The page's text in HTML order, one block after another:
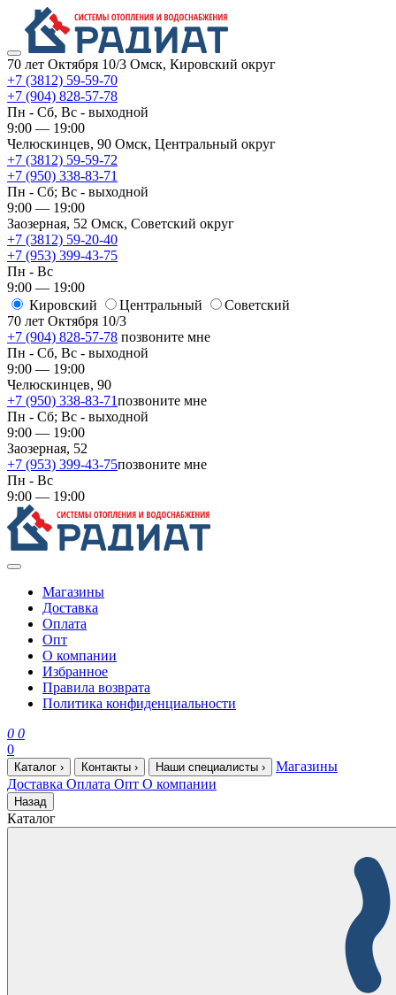
70 лет Октября 10/3 Омск, Кировский округ
+7 (3812) 59-59-70
+7 (904) 828-57-78
Пн - Сб, Вс - выходной
9:00 — 19:00
Челюскинцев, 90 Омск, ​Центральный округ
+7 (3812) 59-59-72
+7 (950) 338-83-71
Пн - Сб; Вс - выходной
9:00 — 19:00
Заозерная, 52 Омск, ​Советский округ
+7 (3812) 59-20-40
+7 (953) 399-43-75
Пн - Вс
9:00 — 19:00
Кировский
​Центральный
​Советский
70 лет Октября 10/3
+7 (904) 828-57-78 позвоните мне
Пн - Сб, Вс - выходной
9:00 — 19:00
Челюскинцев, 90
+7 (950) 338-83-71позвоните мне
Пн - Сб; Вс - выходной
9:00 — 19:00
Заозерная, 52
+7 (953) 399-43-75позвоните мне
Пн - Вс
9:00 — 19:00
Магазины
Доставка
Оплата
Опт
О компании
Избранное
Правила возврата
Политика конфиденциальности
0 0
0
Каталог › Контакты › Наши специалисты ›
Магазины
Доставка Оплата Опт О компании
Назад
Каталог